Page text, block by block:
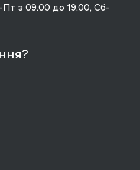
з 09.00 до 19.00, Сб-